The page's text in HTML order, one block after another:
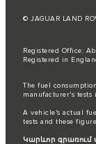
© JAGUAR LAND
Registered Office:
Registered in
The fuel
manufacturer's
A vehicle's actual
tests and these
Կարևոր գրառում